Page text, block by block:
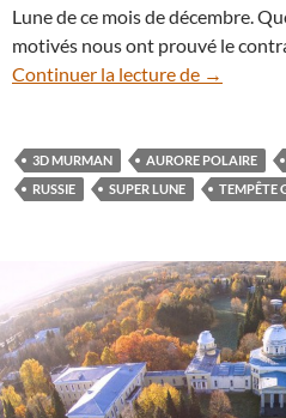
Lune de ce mois de décembre.
motivés nous ont prouvé le
Continuer la lecture de
De
→
3D MURMAN AURORE POLAIRE
RUSSIE
SUPER LUNE TEMPÊTE